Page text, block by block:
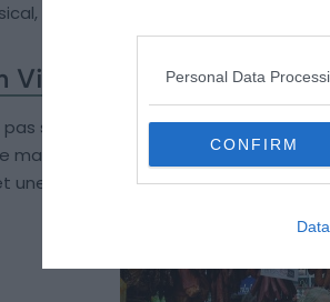
Personal Data
CONFIRM
culturel, nourriture, etc…).
Victoria Market
pas simplement un marché ordinaire
marché qui a ouvert en 1878 est un
une institution pour tous les